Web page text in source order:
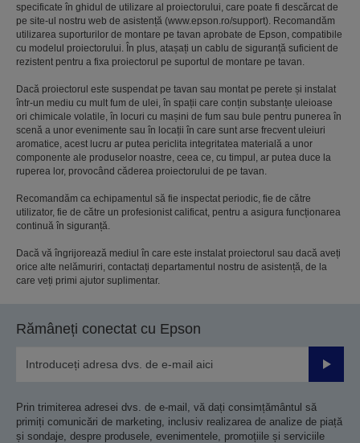
specificate în ghidul de utilizare al proiectorului, care poate fi descărcat de
pe site-ul nostru web de asistență (www.epson.ro/support). Recomandăm
utilizarea suporturilor de montare pe tavan aprobate de Epson, compatibile
cu modelul proiectorului. În plus, atașați un cablu de siguranță suficient de
rezistent pentru a fixa proiectorul pe suportul de montare pe tavan.
Dacă proiectorul este suspendat pe tavan sau montat pe perete și instalat
într-un mediu cu mult fum de ulei, în spații care conțin substanțe uleioase
ori chimicale volatile, în locuri cu mașini de fum sau bule pentru punerea în
scenă a unor evenimente sau în locații în care sunt arse frecvent uleiuri
aromatice, acest lucru ar putea periclita integritatea materială a unor
componente ale produselor noastre, ceea ce, cu timpul, ar putea duce la
ruperea lor, provocând căderea proiectorului de pe tavan.
Recomandăm ca echipamentul să fie inspectat periodic, fie de către
utilizator, fie de către un profesionist calificat, pentru a asigura funcționarea
continuă în siguranță.
Dacă vă îngrijorează mediul în care este instalat proiectorul sau dacă aveți
orice alte nelămuriri, contactați departamentul nostru de asistență, de la
care veți primi ajutor suplimentar.
Rămâneți conectat cu Epson
Prin trimiterea adresei dvs. de e-mail, vă dați consimțământul să
primiți comunicări de marketing, inclusiv realizarea de analize de piață
și sondaje, despre produsele, evenimentele, promoțiile și serviciile